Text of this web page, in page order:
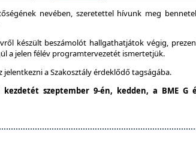
nevében, szeretettel hívunk meg
készült beszámolót hallgathatjátok végig,
a jelen félév programtervezetét ismertetjük.
a Szakosztály érdeklődő tagságába.
kezdetét szeptember 9-én, kedden, a BME G